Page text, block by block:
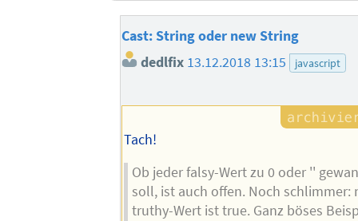
Cast: String oder new String
dedlfix 13.12.2018 13:15 javascript
Tach!
Ob jeder falsy-Wert zu 0 oder ''
soll, ist auch offen. Noch schlimmer:
truthy-Wert ist true. Ganz böses